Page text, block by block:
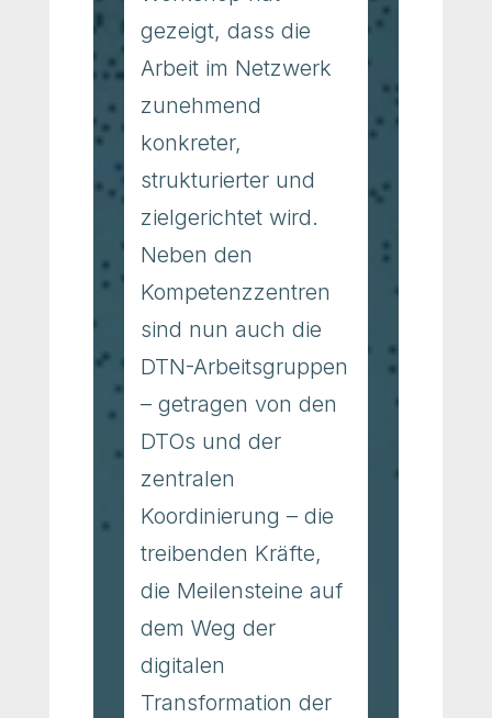
gezeigt, dass die
Arbeit im Netzwerk
zunehmend
konkreter,
strukturierter und
zielgerichtet wird.
Neben den
Kompetenzzentren
sind nun auch die
DTN-Arbeitsgruppen
– getragen von den
DTOs und der
zentralen
Koordinierung – die
treibenden Kräfte,
die Meilensteine auf
dem Weg der
digitalen
Transformation der